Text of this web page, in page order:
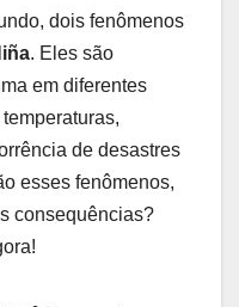
dois fenômenos
. Eles são
em diferentes
de desastres
esses fenômenos,
consequências?